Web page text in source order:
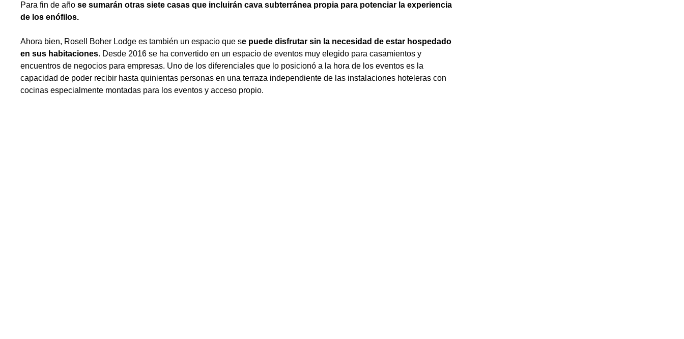
Para fin de año se sumarán otras siete casas que incluirán cava subterránea propia para potenciar la experiencia
de los enófilos.
Ahora bien, Rosell Boher Lodge es también un espacio que se puede disfrutar sin la necesidad de estar hospedado
en sus habitaciones. Desde 2016 se ha convertido en un espacio de eventos muy elegido para casamientos y
encuentros de negocios para empresas. Uno de los diferenciales que lo posicionó a la hora de los eventos es la
capacidad de poder recibir hasta quinientas personas en una terraza independiente de las instalaciones hoteleras con
cocinas especialmente montadas para los eventos y acceso propio.